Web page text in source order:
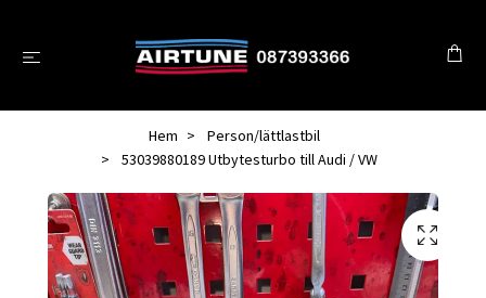
Hem
Person/lättlastbil
53039880189 Utbytesturbo till Audi / VW